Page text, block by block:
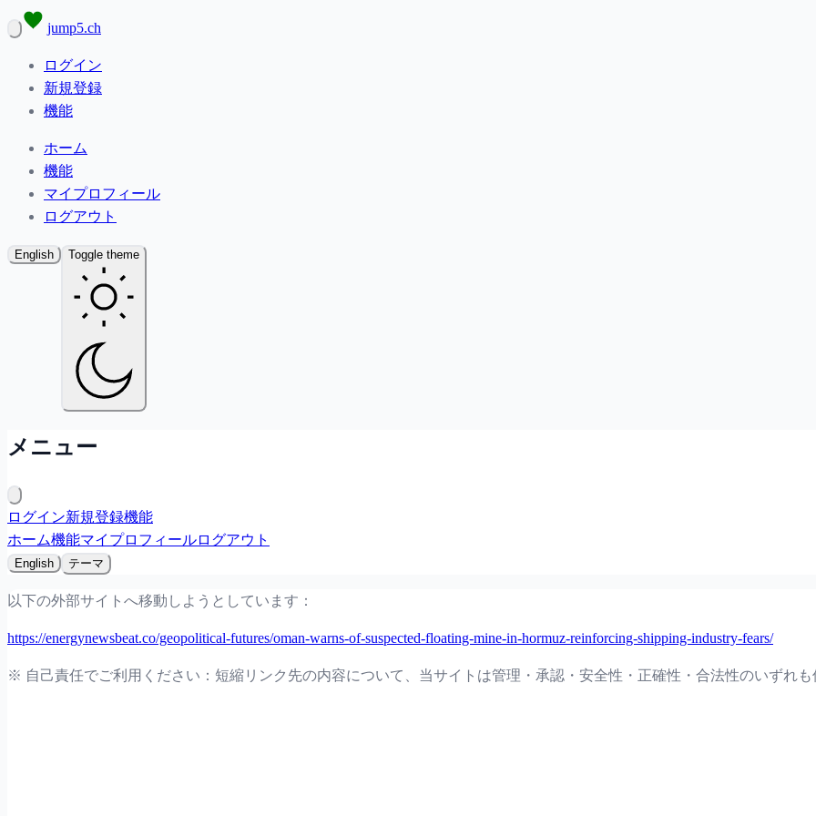
jump5.ch
ログイン
新規登録
機能
ホーム
機能
マイプロフィール
ログアウト
English Toggle theme
メニュー
ログイン新規登録機能
ホーム機能マイプロフィールログアウト
English テーマ
以下の外部サイトへ移動しようとしています：
https://energynewsbeat.co/geopolitical-futures/oman-warns-of-suspected-floating-mine-in-hormuz-reinforcing-shipping-industry-fears/
※ 自己責任でご利用ください：短縮リンク先の内容について、当サイトは管理・承認・安全性・正確性・合法性のいずれも